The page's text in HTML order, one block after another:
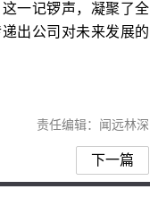
一记锣声，凝聚了全
出公司对未来发展的
责任编辑：闻远林深
下一篇